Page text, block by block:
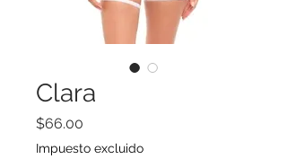
Clara
$66.00
Impuesto excluido